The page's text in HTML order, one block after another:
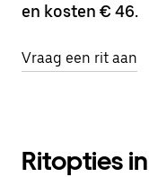
en kosten € 46.
Vraag een rit aan
Ritopties